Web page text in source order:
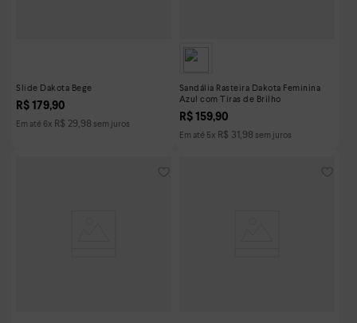
Slide Dakota Bege
R$ 179,90
Em até 6x R$ 29,98 sem juros
Sandália Rasteira Dakota Feminina
Azul com Tiras de Brilho
R$ 159,90
Em até 5x R$ 31,98 sem juros